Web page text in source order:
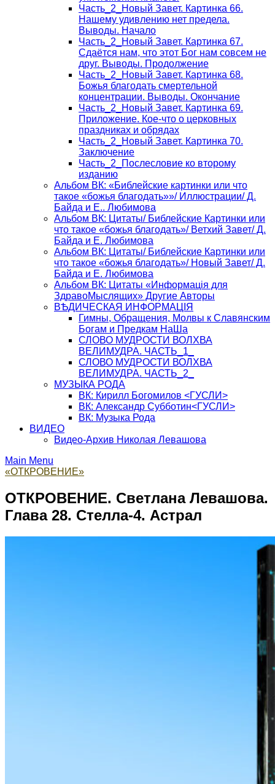
Часть_2_Новый Завет. Картинка 66.
Нашему удивлению нет предела.
Выводы. Начало
Часть_2_Новый Завет. Картинка 67.
Сдаётся нам, что этот Бог нам совсем не
друг. Выводы. Продолжение
Часть_2_Новый Завет. Картинка 68.
Божья благодать смертельной
концентрации. Выводы. Окончание
Часть_2_Новый Завет. Картинка 69.
Приложение. Кое-что о церковных
праздниках и обрядах
Часть_2_Новый Завет. Картинка 70.
Заключение
Часть_2_Послесловие ко второму
изданию
Альбом ВК: «Библейские картинки или что
такое «божья благодать»»/ Иллюстрации/ Д.
Байда и Е.. Любимова
Альбом ВК: Цитаты/ Библейские Картинки или
что такое «божья благодать»/ Ветхий Завет/ Д.
Байда и Е. Любимова
Альбом ВК: Цитаты/ Библейские Картинки или
что такое «божья благодать»/ Новый Завет/ Д.
Байда и Е. Любимова
Альбом ВК: Цитаты «Информацiя для
ЗдравоМыслящих» Другие Авторы
ВѢДИЧЕСКАЯ ИНФОРМАЦIЯ
Гимны, Обращения, Молвы к Славянским
Богам и Предкам НаШа
СЛОВО МУДРОСТИ ВОЛХВА
ВЕЛИМУДРА. ЧАСТЬ_1_
СЛОВО МУДРОСТИ ВОЛХВА
ВЕЛИМУДРА. ЧАСТЬ_2_
МУЗЫКА РОДА
ВК: Кирилл Богомилов <ГУСЛИ>
ВК: Александр Субботин<ГУСЛИ>
ВК: Музыка Рода
ВИДЕО
Видео-Архив Николая Левашова
Main Menu
«ОТКРОВЕНИЕ»
ОТКРОВЕНИЕ. Светлана Левашова.
Глава 28. Стелла-4. Астрал